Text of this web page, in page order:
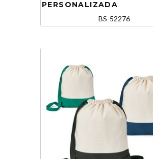
PERSONALIZADA
BS-52276